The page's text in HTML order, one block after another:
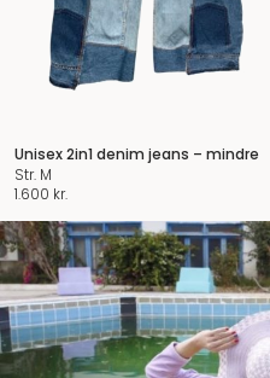
Unisex 2in1 denim jeans – mindre
Str. M
1.600 kr.